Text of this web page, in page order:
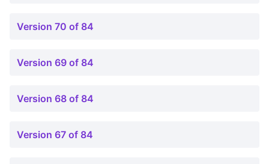
Version 70 of 84
Version 69 of 84
Version 68 of 84
Version 67 of 84